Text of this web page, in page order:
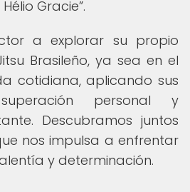
Gracie .
a explorar su propio
Brasileño, ya sea en el
cotidiana, aplicando sus
personal y
Descubramos juntos
nos impulsa a enfrentar
y determinación.